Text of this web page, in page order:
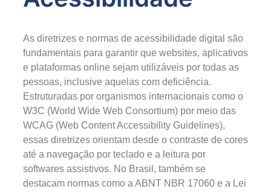
As diretrizes e normas de acessibilidade digital são
fundamentais para garantir que websites, aplicativos
e plataformas online sejam utilizáveis por todas as
pessoas, inclusive aquelas com deficiência.
Estruturadas por organismos internacionais como o
W3C (World Wide Web Consortium) por meio das
WCAG (Web Content Accessibility Guidelines),
essas diretrizes orientam desde o contraste de cores
até a navegação por teclado e a leitura por
softwares assistivos. No Brasil, também se
destacam normas como a ABNT NBR 17060 e a Lei